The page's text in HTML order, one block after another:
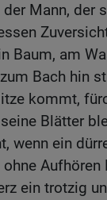
Mann, der
Baum, am
Bach hin
kommt,
Blätter
wenn ein
Aufhören
ein trotzig